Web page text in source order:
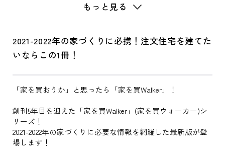
もっと見る
2021-2022年の家づくりに必携！注文住宅を建てた
いならこの1冊！
「家を買おうか」と思ったら「家を買Walker」！
創刊5年目を迎えた「家を買Walker」(家を買ウォーカー)シ
リーズ！
2021-2022年の家づくりに必要な情報を網羅した最新版が登
場します！